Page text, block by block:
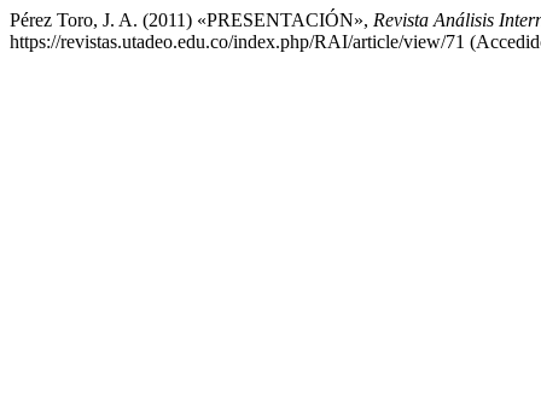
Pérez Toro, J. A. (2011) «PRESENTACIÓN», Revista Análisis
https://revistas.utadeo.edu.co/index.php/RAI/article/view/71